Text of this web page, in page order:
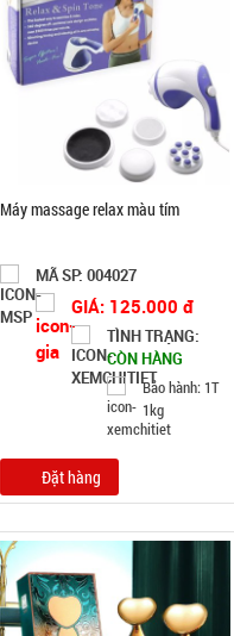
Máy massage relax màu tím
MÃ SP: 004027
GIÁ: 125.000 đ
TÌNH TRẠNG:
CÒN HÀNG
Bảo hành: 1T
1kg
Đặt hàng